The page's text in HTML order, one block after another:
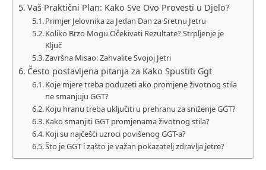
Vaš Praktični Plan: Kako Sve Ovo Provesti u Djelo?
Primjer Jelovnika za Jedan Dan za Sretnu Jetru
Koliko Brzo Mogu Očekivati Rezultate? Strpljenje je
Ključ
Završna Misao: Zahvalite Svojoj Jetri
Često postavljena pitanja za Kako Spustiti Ggt
Koje mjere treba poduzeti ako promjene životnog stila
ne smanjuju GGT?
Koju hranu treba uključiti u prehranu za sniženje GGT?
Kako smanjiti GGT promjenama životnog stila?
Koji su najčešći uzroci povišenog GGT-a?
Što je GGT i zašto je važan pokazatelj zdravlja jetre?